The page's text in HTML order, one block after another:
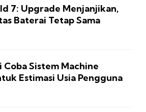
7: Upgrade Menjanjikan,
Baterai Tetap Sama
Coba Sistem Machine
Estimasi Usia Pengguna